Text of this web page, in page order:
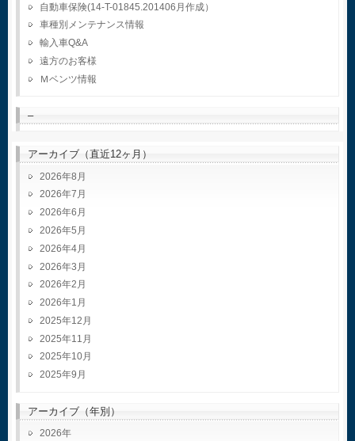
自動車保険(14-T-01845.201406月作成）
車種別メンテナンス情報
輸入車Q&A
遠方のお客様
Ｍベンツ情報
–
アーカイブ（直近12ヶ月）
2026年8月
2026年7月
2026年6月
2026年5月
2026年4月
2026年3月
2026年2月
2026年1月
2025年12月
2025年11月
2025年10月
2025年9月
アーカイブ（年別）
2026